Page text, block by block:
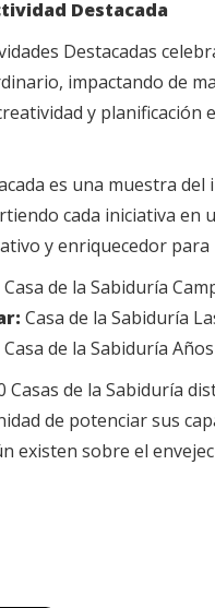
Destacada
Destacadas
impactando de
y
es una muestra
cada iniciativa
y enriquecedor para
Casa de la Sabiduría
Casa de la Sabiduría
Casa de la Sabiduría
Casas de la Sabiduría
de potenciar sus
existen sobre el